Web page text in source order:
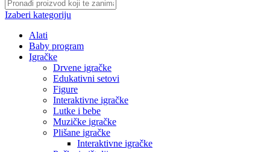
Izaberi kategoriju
Alati
Baby program
Igračke
Drvene igračke
Edukativni setovi
Figure
Interaktivne igračke
Lutke i bebe
Muzičke igračke
Plišane igračke
Interaktivne igračke